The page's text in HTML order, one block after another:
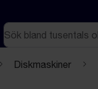
Sök
Diskmaskiner